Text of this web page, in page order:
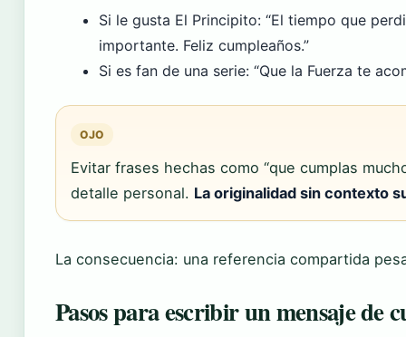
Si le gusta El Principito: “El tiempo que
importante. Feliz cumpleaños.”
Si es fan de una serie: “Que la Fuerza te
OJO
Evitar frases hechas como “que cumplas
detalle personal. La originalidad sin contexto
La consecuencia: una referencia compartida
Pasos para escribir un mensaje de